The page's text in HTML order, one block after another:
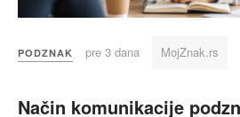
PODZNAK pre 3 dana MojZnak.rs
Način komunikacije